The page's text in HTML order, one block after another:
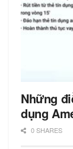
Những
dụng
0 SHARES